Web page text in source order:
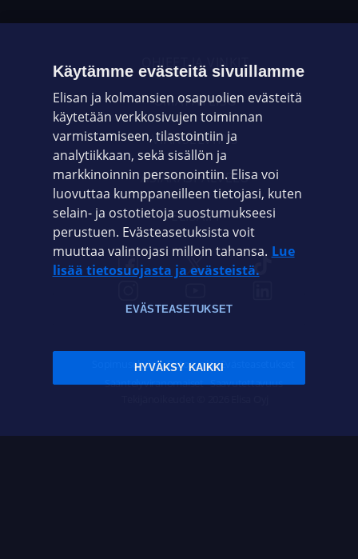
OHJEET JA VINKIT
OMAYHTEISÖ
VIANSELVITYS
ASIAKASPALVELU
ELISA.FI
Sopimusehdot Tietosuoja Evästeasetukset
Sääntelyviranomaiset Saavutettavuus
Käytämme evästeitä sivuillamme
Elisan ja kolmansien osapuolien evästeitä
käytetään verkkosivujen toiminnan
varmistamiseen, tilastointiin ja
analytiikkaan, sekä sisällön ja
markkinoinnin personointiin. Elisa voi
luovuttaa kumppaneilleen tietojasi, kuten
selain- ja ostotietoja suostumukseesi
perustuen. Evästeasetuksista voit
muuttaa valintojasi milloin tahansa. Lue
lisää tietosuojasta ja evästeistä.
EVÄSTEASETUKSET
HYVÄKSY KAIKKI